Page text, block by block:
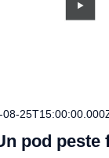
08-
pod peste